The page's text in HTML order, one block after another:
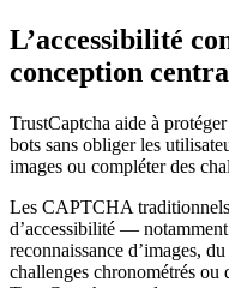
L’accessibilité
conception
TrustCaptcha aide à
bots sans obliger les
images ou compléter des
Les CAPTCHA
d’accessibilité —
reconnaissance d’images,
challenges chronométrés ou